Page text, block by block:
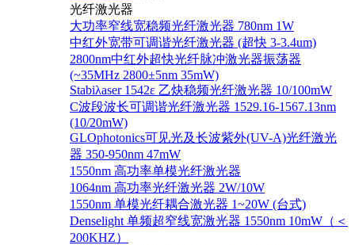
光纤激光器
大功率窄线宽稳频光纤激光器 780nm 1W
中红外宽带可调谐光纤激光器 (超快 3-3.4um)
2800nm中红外超快光纤脉冲激光器振荡器
(~35MHz 2800±5nm 35mW)
Stabiλaser 1542ε 乙炔稳频光纤激光器 10/100mW
C波段波长可调谐光纤激光器 1529.16-1567.13nm
(10/20mW)
GLOphotonics可见光及长波紫外(UV-A)光纤激光
器 350-950nm 47mW
1550nm 高功率单模光纤激光器
1064nm 高功率光纤激光器 2W/10W
1550nm 单模光纤耦合激光器 1~20W (台式)
Denselight 单频超窄线宽激光器 1550nm 10mW（＜
200KHZ）